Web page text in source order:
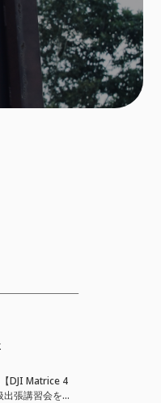
DJI Matrice 4
出張講習会を